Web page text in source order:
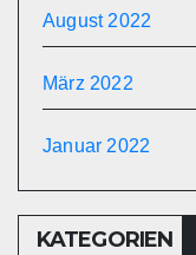
August 2022
März 2022
Januar 2022
KATEGORIEN